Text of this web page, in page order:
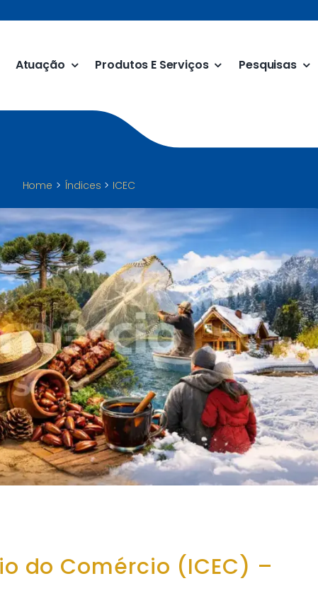
Atuação Produtos E Serviços Pesquisas
Home Índices ICEC
do Comércio (ICEC) –